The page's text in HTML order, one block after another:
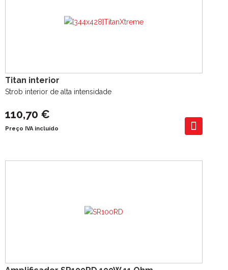
Titan interior
Strob interior de alta intensidade
110,70 €
Preço IVA incluído